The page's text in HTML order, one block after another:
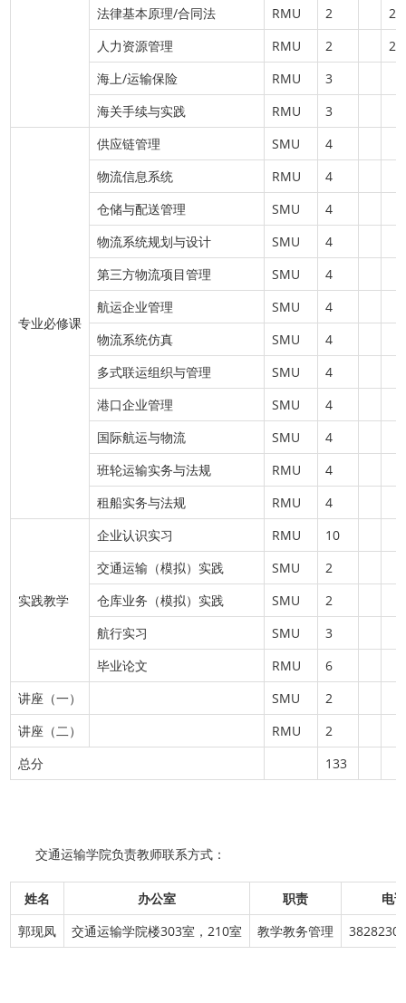
法律基本原理/合同法
RMU 2
2
人力资源管理
RMU 2
2
海上/运输保险
RMU
3
海关手续与实践
RMU 3
专业必修课
供应链管理 SMU
4
物流信息系统
RMU
4
仓储与配送管理
SMU
4
物流系统规划与设计
SMU
4
第三方物流项目管理
SMU
4
航运企业管理
SMU
4
物流系统仿真
SMU
4
多式联运组织与管理
SMU
4
港口企业管理
SMU
4
国际航运与物流
SMU
4
班轮运输实务与法规
RMU
4
租船实务与法规
RMU 4
实践教学
企业认识实习 RMU
10
交通运输（模拟）实践
SMU
2
仓库业务（模拟）实践
SMU
2
航行实习
SMU
3
毕业论文
RMU
6
讲座（一）
SMU
2
讲座（二）
RMU
2
总分
133
交通运输学院负责教师联系方式：
姓名 办公室 职责
电
郭现凤
交通运输学院楼303室，210室 教学教务管理